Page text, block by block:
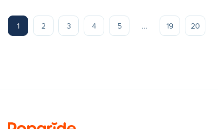
1 2 3 4 5 ... 19 20